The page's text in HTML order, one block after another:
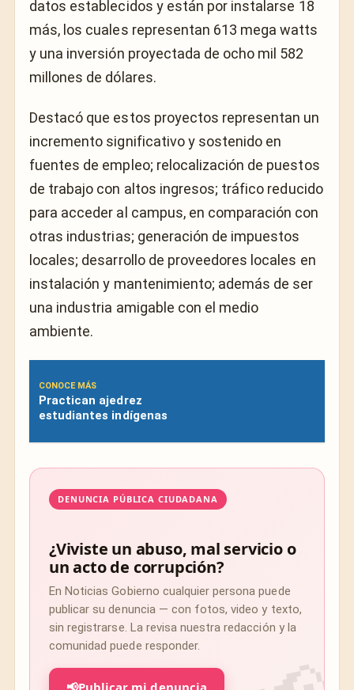
datos establecidos y están por instalarse 18
más, los cuales representan 613 mega watts
y una inversión proyectada de ocho mil 582
millones de dólares.
Destacó que estos proyectos representan un
incremento significativo y sostenido en
fuentes de empleo; relocalización de puestos
de trabajo con altos ingresos; tráfico reducido
para acceder al campus, en comparación con
otras industrias; generación de impuestos
locales; desarrollo de proveedores locales en
instalación y mantenimiento; además de ser
una industria amigable con el medio
ambiente.
CONOCE MÁS
Practican ajedrez
estudiantes indígenas
DENUNCIA PÚBLICA CIUDADANA
¿Viviste un abuso, mal servicio o
un acto de corrupción?
En Noticias Gobierno cualquier persona puede
publicar su denuncia — con fotos, video y texto,
sin registrarse. La revisa nuestra redacción y la
comunidad puede responder.
📢Publicar mi denuncia